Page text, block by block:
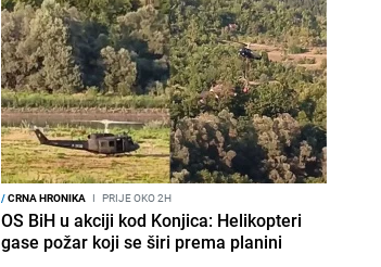
/CRNA HRONIKA I PRIJE OKO 2H
OS BiH u akciji kod Konjica: Helikopteri
gase požar koji se širi prema planini